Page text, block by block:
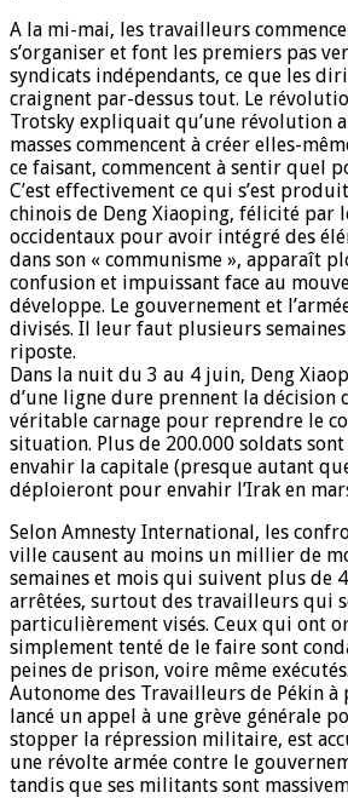
A la mi-mai, les travailleurs
s’organiser et font les premiers pas
syndicats indépendants, ce que les
craignent par-dessus tout. Le
Trotsky expliquait qu’une révolution
masses commencent à créer elles-
ce faisant, commencent à sentir quel
C’est effectivement ce qui s’est
chinois de Deng Xiaoping, félicité par
occidentaux pour avoir intégré des
dans son « communisme », apparaît
confusion et impuissant face au
développe. Le gouvernement et
divisés. Il leur faut plusieurs
riposte.
Dans la nuit du 3 au 4 juin, Deng
d’une ligne dure prennent la décision
véritable carnage pour reprendre le
situation. Plus de 200.000 soldats
envahir la capitale (presque autant
déploieront pour envahir l’Irak en
Selon Amnesty International, les
ville causent au moins un millier de
semaines et mois qui suivent plus de
arrêtées, surtout des travailleurs qui
particulièrement visés. Ceux qui ont
simplement tenté de le faire sont
peines de prison, voire même
Autonome des Travailleurs de Pékin à
lancé un appel à une grève générale
stopper la répression militaire, est
une révolte armée contre le
tandis que ses militants sont